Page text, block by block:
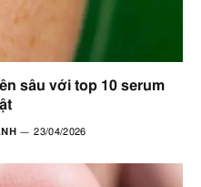
sâu với top 10 serum
23/04/2026